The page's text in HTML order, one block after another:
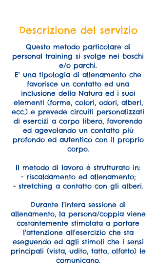
Descrizione del servizio
Questo metodo particolare di
personal training si svolge nei boschi
e/o parchi.
E' una tipologia di allenamento che
favorisce un contatto ed una
inclusione della Natura ed i suoi
elementi (forme, colori, odori, alberi,
ecc.) e prevede circuiti personalizzati
di esercizi a corpo libero, favorendo
ed agevolando un contatto più
profondo ed autentico con il proprio
corpo.
Il metodo di lavoro è strutturato in:
- riscaldamento ed allenamento;
- stretching a contatto con gli alberi.
Durante l'intera sessione di
allenamento, la persona/coppia viene
costantemente stimolata a portare
l'attenzione all'esercizio che sta
eseguendo ed agli stimoli che i sensi
principali (vista, udito, tatto, olfatto) le
comunicano.